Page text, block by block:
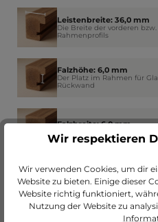
Leistenbreite: 36,0 mm
Die Breite der vorderen
Rahmenprofils
Falzhöhe: 6,0 mm
Der Platz im Rahmen für
Rückwand
Falzbreite: 6,0 mm
Wie weit der Rahmen am
Wir respektieren
Wir verwenden Cookies, um dir
Website zu bieten. Einige dieser
Website richtig funktioniert,
Nutzung der Website zu